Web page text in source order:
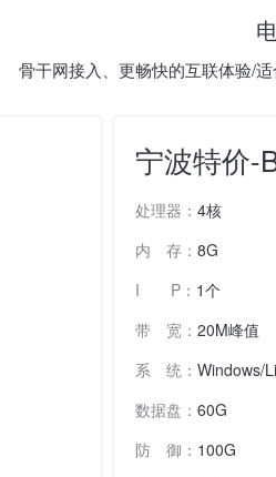
骨干网接入、更畅快的互联体验/
宁波特价-
处理器： 4核
内 存： 8G
I P： 1个
带 宽： 20M峰值
系 统： Windows/
数据盘： 60G
防 御： 100G